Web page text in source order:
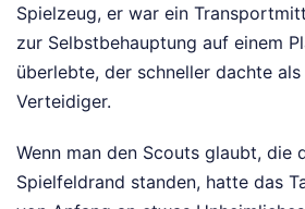
Spielzeug, er war ein
zur Selbstbehauptung auf einem
überlebte, der schneller dachte
Verteidiger.
Wenn man den Scouts glaubt, die
Spielfeldrand standen, hatte das